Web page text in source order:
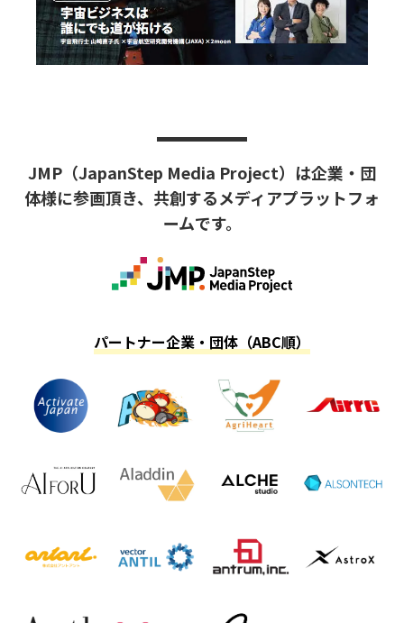
JMP（JapanStep Media Project）は企業・団
体様に参画頂き、共創するメディアプラットフォ
ームです。
パートナー企業・団体（ABC順）